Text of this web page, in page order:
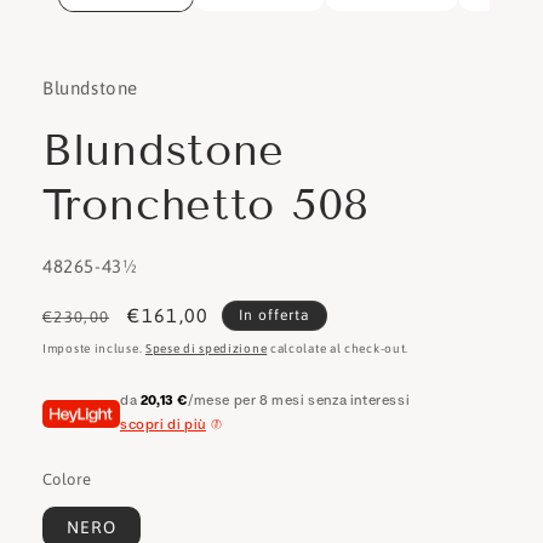
Blundstone
Blundstone
Tronchetto 508
SKU:
48265-43½
Prezzo
di
€230,00
Prezzo
scontato
€161,00 In offerta
Imposte incluse. Spese di spedizione calcolate al check-out.
da 20,13 €/mese per 8 mesi senza interessi
scopri di più
Colore
NERO